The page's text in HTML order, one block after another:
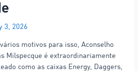
3, 2026
motivos para isso, Aconselho
Milspecque é extraordinariamente
como as caixas Energy, Daggers,